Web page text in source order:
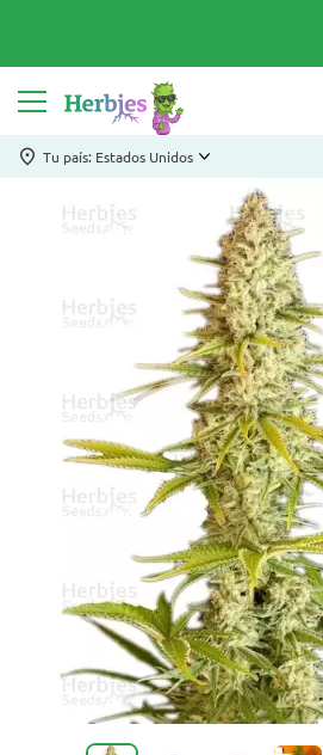
Tu país: Estados Unidos